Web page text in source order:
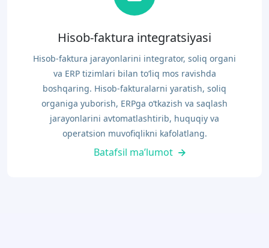
Hisob-faktura integratsiyasi
Hisob-faktura jarayonlarini integrator, soliq organi
va ERP tizimlari bilan to‘liq mos ravishda
boshqaring. Hisob-fakturalarni yaratish, soliq
organiga yuborish, ERPga o‘tkazish va saqlash
jarayonlarini avtomatlashtirib, huquqiy va
operatsion muvofiqlikni kafolatlang.
Batafsil ma’lumot